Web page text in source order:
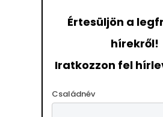
Értesüljön a
hírekről!
Iratkozzon fel
Családnév